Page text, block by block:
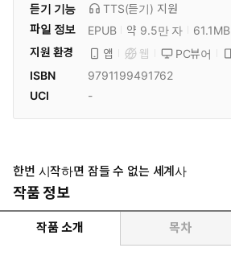
듣기 기능
TTS(듣기) 지원
파일 정보
EPUB 약 9.5만 자
61.1MB
지원 환경
앱 웹 PC뷰어
ISBN
9791199491762
UCI
-
한번 시작하면 잠들 수 없는 세계사
작품 정보
작품 소개 목차